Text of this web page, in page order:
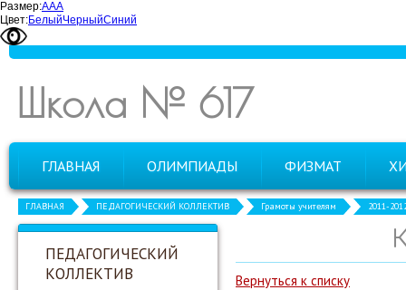
Размер:ААА
Цвет:БелыйЧерныйСиний
Школа № 617
ГЛАВНАЯ ОЛИМПИАДЫ ФИЗМАТ
ГЛАВНАЯ ПЕДАГОГИЧЕСКИЙ КОЛЛЕКТИВ Грамоты учителям 2011-
ПЕДАГОГИЧЕСКИЙ
КОЛЛЕКТИВ
Вернуться к списку